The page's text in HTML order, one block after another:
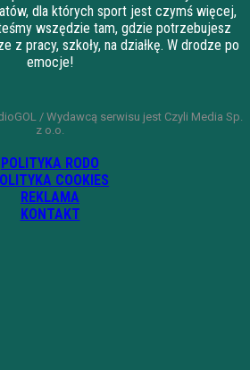
dla których sport jest czymś więcej,
wszędzie tam, gdzie potrzebujesz
z pracy, szkoły, na działkę. W drodze po
emocje!
/ Wydawcą serwisu jest Czyli Media Sp.
z o.o.
POLITYKA RODO
COOKIES
REKLAMA
KONTAKT